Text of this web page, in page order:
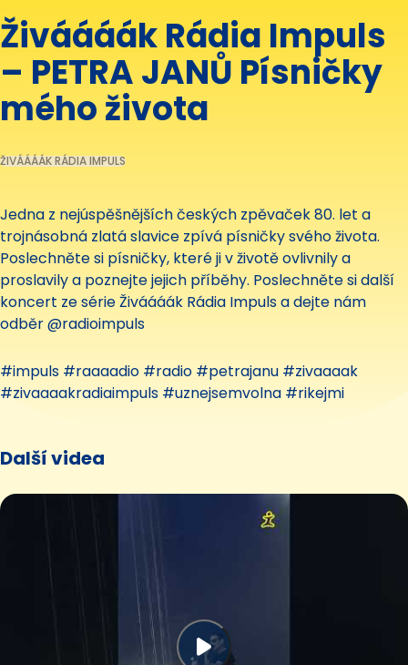
Živáááák Rádia Impuls
– PETRA JANŮ Písničky
mého života
ŽIVÁÁÁÁK RÁDIA IMPULS
Jedna z nejúspěšnějších českých zpěvaček 80. let a
trojnásobná zlatá slavice zpívá písničky svého života.
Poslechněte si písničky, které ji v životě ovlivnily a
proslavily a poznejte jejich příběhy. Poslechněte si další
koncert ze série Živáááák Rádia Impuls a dejte nám
odběr @radioimpuls
#impuls #raaaadio #radio #petrajanu #zivaaaak
#zivaaaakradiaimpuls #uznejsemvolna #rikejmi
Další videa